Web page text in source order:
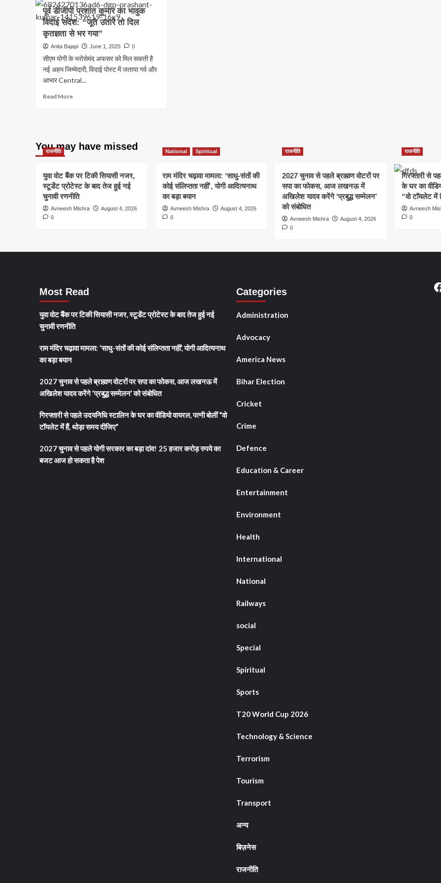
पूर्व डीजीपी प्रशांत कुमार का भावुक
विदाई संदेश: “जूते उतारे तो दिल
कृतज्ञता से भर गया”
Anita Bajapi June 1, 2025 0
सीएम योगी के भरोसेमंद अफसर को मिल सकती है
नई अहम जिम्मेदारी, विदाई पोस्ट में जताया गर्व और
आभार Central...
Read MoreRead
प्रशांत
कुमार
विदाई
संदेश:
“जूते
उतारे
भर
You may have missed
राजनीति
युवा वोट बैंक पर टिकी सियासी नजर,
स्टूडेंट प्रोटेस्ट के बाद तेज हुई नई
चुनावी रणनीति
Avneesh Mishra
August 4, 2026
0
National Spiritual
राम मंदिर चढ़ावा मामला: ‘साधु-संतों की
कोई संलिप्तता नहीं’, योगी आदित्यनाथ
का बड़ा बयान
Avneesh Mishra
August 4, 2026
0
राजनीति
2027 चुनाव से पहले ब्राह्मण वोटरों पर
सपा का फोकस, आज लखनऊ में
अखिलेश यादव करेंगे ‘प्रबुद्ध सम्मेलन’
को संबोधित
Avneesh Mishra
August 4, 2026
0
राजनीति
गिरफ्तारी से
के घर का
“वो टॉयलेट में
Avneesh
0
Most Read
युवा वोट बैंक पर टिकी सियासी नजर, स्टूडेंट प्रोटेस्ट के बाद तेज हुई नई
चुनावी रणनीति
राम मंदिर चढ़ावा मामला: ‘साधु-संतों की कोई संलिप्तता नहीं’, योगी आदित्यनाथ
का बड़ा बयान
2027 चुनाव से पहले ब्राह्मण वोटरों पर सपा का फोकस, आज लखनऊ में
अखिलेश यादव करेंगे ‘प्रबुद्ध सम्मेलन’ को संबोधित
गिरफ्तारी से पहले उदयनिधि स्टालिन के घर का वीडियो वायरल, पत्नी बोलीं “वो
टॉयलेट में हैं, थोड़ा समय दीजिए”
2027 चुनाव से पहले योगी सरकार का बड़ा दांव! 25 हजार करोड़ रुपये का
बजट आज हो सकता है पेश
Categories
Administration
Advocacy
America News
Bihar Election
Cricket
Crime
Defence
Education & Career
Entertainment
Environment
Health
International
National
Railways
social
Special
Spiritual
Sports
T20 World Cup 2026
Technology & Science
Terrorism
Tourism
Transport
अन्य
बिज़नेस
राजनीति